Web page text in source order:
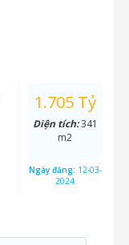
1.705 Tỷ
Diện tích:341
m2
Ngày đăng: 12-03-
2024